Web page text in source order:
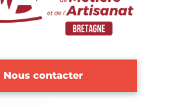
Nous contacter